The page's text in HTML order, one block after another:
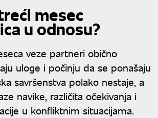
mesec
u odnosu?
veze partneri obično
uloge i počinju da se ponašaju
savršenstva polako nestaje, a
navike, različita očekivanja i
u konfliktnim situacijama.